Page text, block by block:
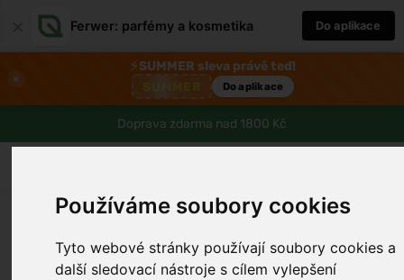
Používáme soubory cookies
Tyto webové stránky používají soubory cookies a
další sledovací nástroje s cílem vylepšení
Ferwer: parfémy a kosmetika Do aplikace
×
⚡SUMMER sleva právě teď!
Do aplikace
Doprava zdarma nad 1800 Kč